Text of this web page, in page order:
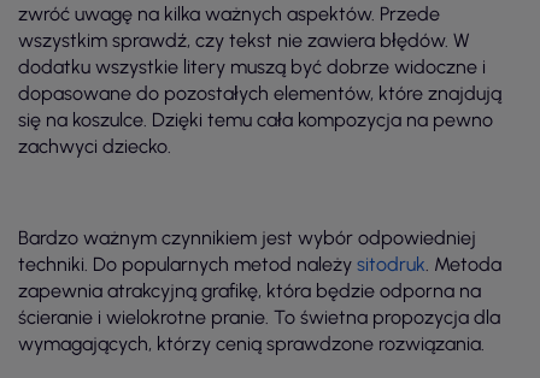
zwróć uwagę na kilka ważnych aspektów. Przede
wszystkim sprawdź, czy tekst nie zawiera błędów. W
dodatku wszystkie litery muszą być dobrze widoczne i
dopasowane do pozostałych elementów, które znajdują
się na koszulce. Dzięki temu cała kompozycja na pewno
zachwyci dziecko.
Bardzo ważnym czynnikiem jest wybór odpowiedniej
techniki. Do popularnych metod należy sitodruk. Metoda
zapewnia atrakcyjną grafikę, która będzie odporna na
ścieranie i wielokrotne pranie. To świetna propozycja dla
wymagających, którzy cenią sprawdzone rozwiązania.